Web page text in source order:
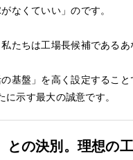
なくていい」のです。
たちは工場長候補である
基盤」を高く設定するこ
示す最大の誠意です。
との決別。理想の